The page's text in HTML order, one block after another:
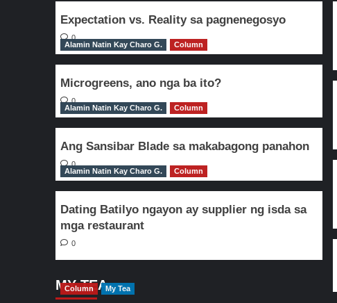
Expectation vs. Reality sa pagnenegosyo
0
Alamin Natin Kay Charo G.
Column
Microgreens, ano nga ba ito?
0
Alamin Natin Kay Charo G.
Column
Ang Sansibar Blade sa makabagong panahon
0
Alamin Natin Kay Charo G.
Column
Dating Batilyo ngayon ay supplier ng isda sa
mga restaurant
0
MY TEA
Column My Tea